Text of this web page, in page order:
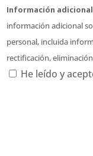
Información adicional
información adicional
personal, incluida
rectificación,
He leído y